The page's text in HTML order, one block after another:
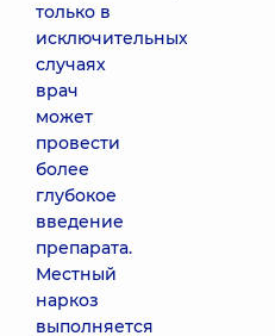
только в
исключительных
случаях
врач
может
провести
более
глубокое
введение
препарата.
Местный
наркоз
выполняется